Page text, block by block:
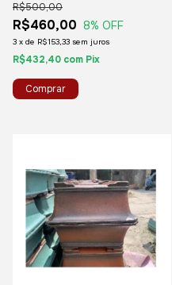
R$460,00
R$500,00
8% OFF
3 x de R$153,33 sem juros
R$432,40 com Pix